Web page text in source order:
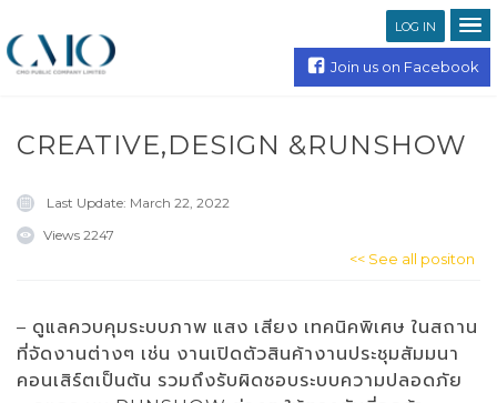
LOG IN
Join us on Facebook
CREATIVE,DESIGN &RUNSHOW
Last Update: March 22, 2022
Views 2247
<< See all positon
– ดูแลควบคุมระบบภาพ แสง เสียง เทคนิคพิเศษ ในสถาน
ที่จัดงานต่างๆ เช่น งานเปิดตัวสินค้างานประชุมสัมมนา
คอนเสิร์ตเป็นต้น รวมถึงรับผิดชอบระบบความปลอดภัย